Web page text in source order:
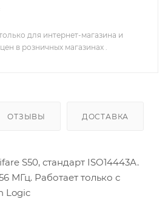
для интернет-магазина и
в розничных магазинах .
ОТЗЫВЫ ДОСТАВКА
S50, стандарт ISO14443А.
МГц. Работает только с
Logic